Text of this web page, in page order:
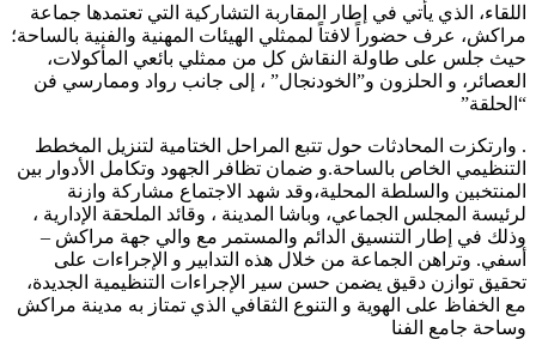
اللقاء، الذي يأتي في إطار المقاربة التشاركية التي تعتمدها جماعة
مراكش، عرف حضوراً لافتاً لممثلي الهيئات المهنية والفنية بالساحة؛
حيث جلس على طاولة النقاش كل من ممثلي بائعي المأكولات،
العصائر، و الحلزون و”الخودنجال” ، إلى جانب رواد وممارسي فن
“الحلقة”
. وارتكزت المحادثات حول تتبع المراحل الختامية لتنزيل المخطط
التنظيمي الخاص بالساحة.و ضمان تظافر الجهود وتكامل الأدوار بين
المنتخبين والسلطة المحلية،وقد شهد الاجتماع مشاركة وازنة
لرئيسة المجلس الجماعي، وباشا المدينة ، وقائد الملحقة الإدارية ،
وذلك في إطار التنسيق الدائم والمستمر مع والي جهة مراكش –
أسفي. وتراهن الجماعة من خلال هذه التدابير و الإجراءات على
تحقيق توازن دقيق يضمن حسن سير الإجراءات التنظيمية الجديدة،
مع الخفاظ على الهوية و التنوع الثقافي الذي تمتاز به مدينة مراكش
وساحة جامع الفنا